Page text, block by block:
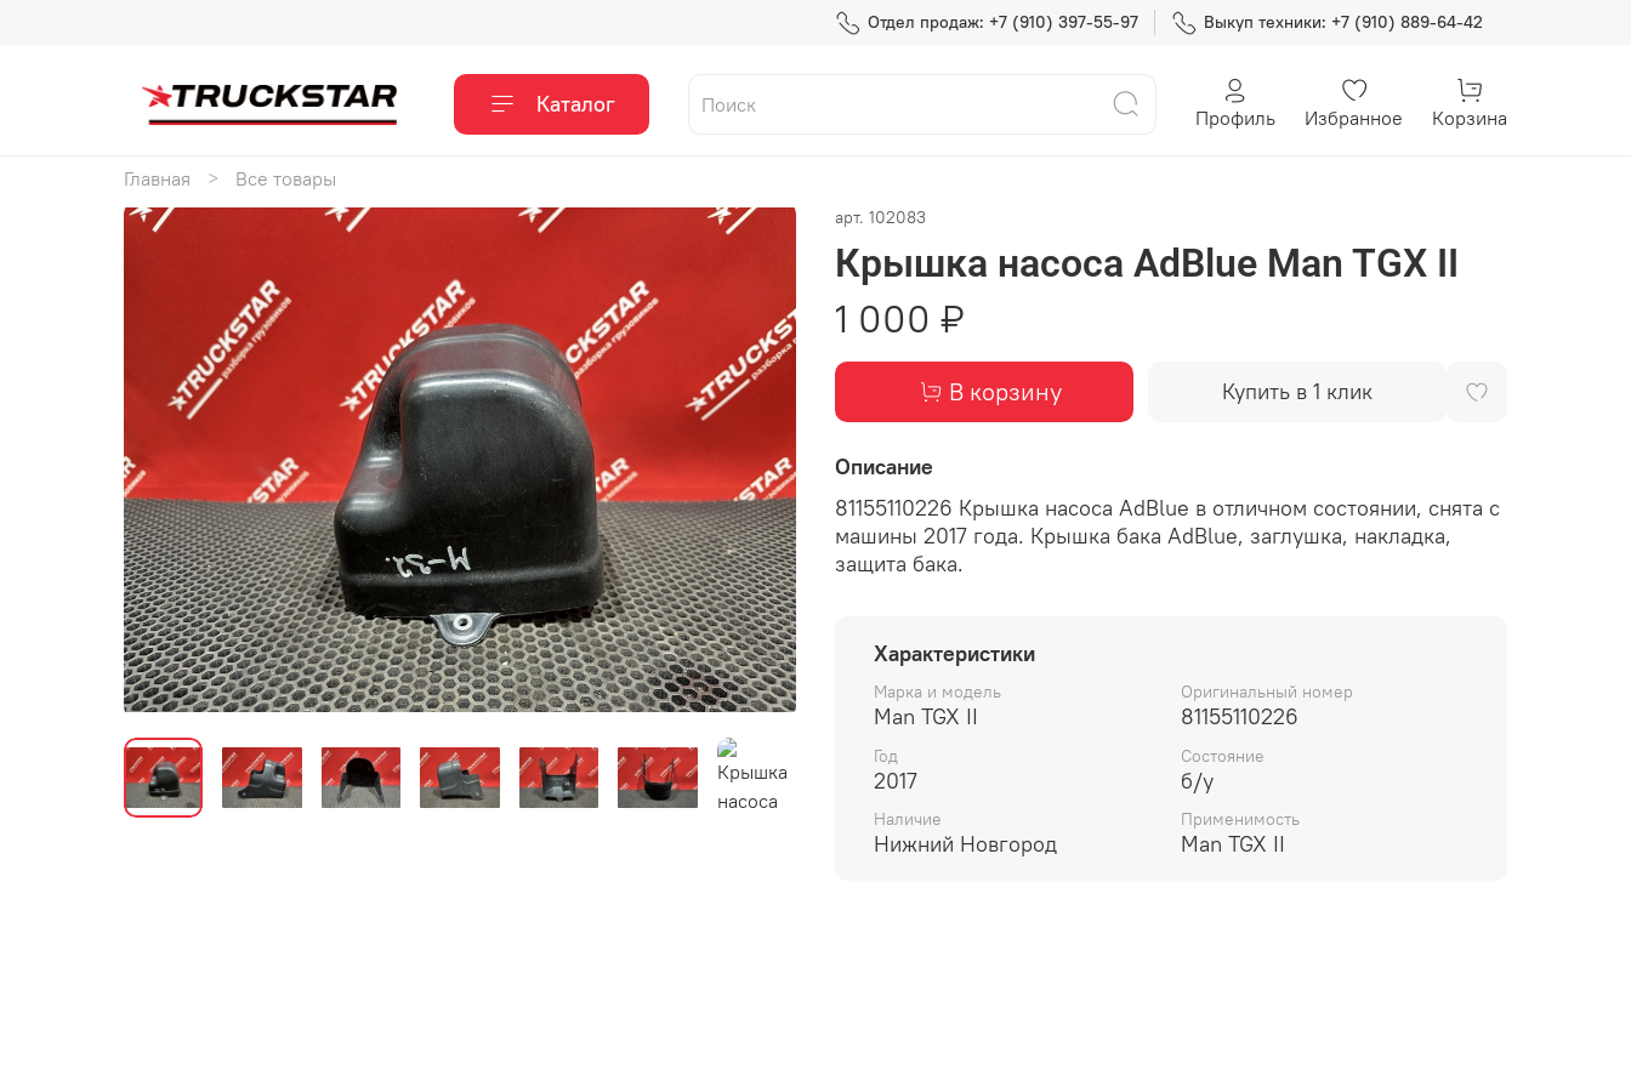
Отдел продаж: +7 (910) 397-55-97 Выкуп техники: +7 (910) 889-64-42
Каталог Профиль Избранное Корзина
Главная Все товары
арт. 102083
Крышка насоса AdBlue Man TGX II
1 000 ₽
В корзину Купить в 1 клик
Описание
81155110226 Крышка насоса AdBlue в отличном состоянии, снята с
машины 2017 года. Крышка бака AdBlue, заглушка, накладка,
защита бака.
Характеристики
Марка и модель
Man TGX II
Оригинальный номер
81155110226
Год
2017
Состояние
б/у
Наличие
Нижний Новгород
Применимость
Man TGX II